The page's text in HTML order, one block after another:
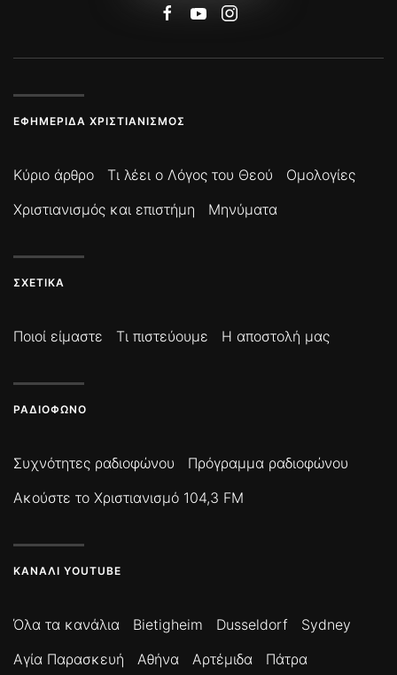
ΕΦΗΜΕΡΊΔΑ ΧΡΙΣΤΙΑΝΙΣΜΌΣ
Κύριο άρθρο Τι λέει ο Λόγος του Θεού
Ομολογίες
Χριστιανισμός και επιστήμη
Μηνύματα
ΣΧΕΤΙΚΆ
Ποιοί είμαστε Τι πιστεύουμε Η αποστολή μας
ΡΑΔΙΌΦΩΝΟ
Συχνότητες ραδιοφώνου
Πρόγραμμα ραδιοφώνου
Ακούστε το Χριστιανισμό 104,3 FM
ΚΑΝΆΛΙ YOUTUBE
Όλα τα κανάλια Bietigheim Dusseldorf
Sydney
Αγία Παρασκευή
Αθήνα Αρτέμιδα
Πάτρα